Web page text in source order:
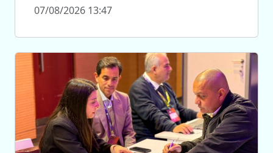
07/08/2026 13:47